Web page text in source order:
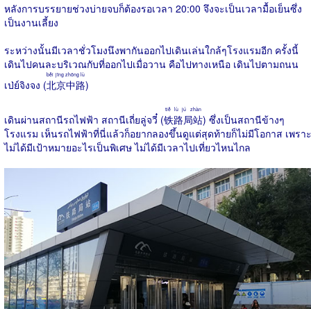
หลังการบรรยายช่วงบ่ายจบก็ต้องรอเวลา 20:00 จึงจะเป็นเวลามื้อเย็นซึ่ง
เป็นงานเลี้ยง
ระหว่างนั้นมีเวลาชั่วโมงนึงพากันออกไปเดินเล่นใกล้ๆโรงแรมอีก ครั้งนี้
เดินไปคนละบริเวณกับที่ออกไปเมื่อวาน คือไปทางเหนือ เดินไปตามถนน
เป่ย์จิงจง (北京中路
běi jīng zhōng lù
)
เดินผ่านสถานีรถไฟฟ้า สถานีเถี่ยลู่จวี๋ (铁路局站
tiě lù jú zhàn
) ซึ่งเป็นสถานีข้างๆ
โรงแรม เห็นรถไฟฟ้าที่นี่แล้วก็อยากลองขึ้นดูแต่สุดท้ายก็ไม่มีโอกาส เพราะ
ไม่ได้มีเป้าหมายอะไรเป็นพิเศษ ไม่ได้มีเวลาไปเที่ยวไหนไกล